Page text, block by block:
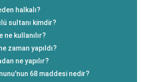
halkalı?
sultanı kimdir?
ne kullanılır?
zaman yapıldı?
ne yapılır?
68 maddesi nedir?